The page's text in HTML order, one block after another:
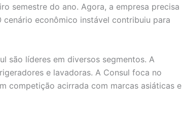
semestre do ano. Agora, a empresa precisa
econômico instável contribuiu para
são líderes em diversos segmentos. A
e lavadoras. A Consul foca no
competição acirrada com marcas asiáticas e